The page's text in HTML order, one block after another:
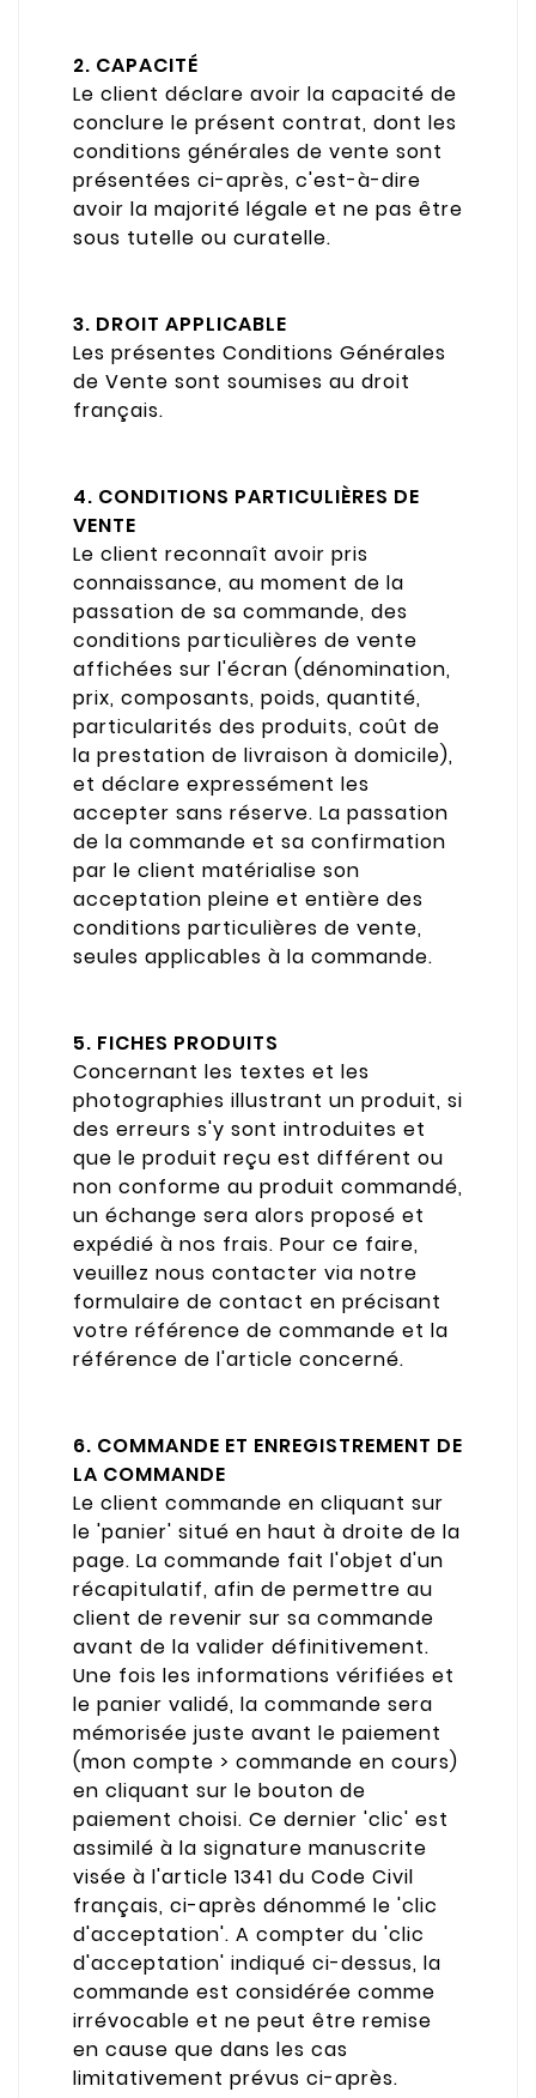
2. CAPACITÉ
Le client déclare avoir la capacité de
conclure le présent contrat, dont les
conditions générales de vente sont
présentées ci-après, c'est-à-dire
avoir la majorité légale et ne pas être
sous tutelle ou curatelle.
3. DROIT APPLICABLE
Les présentes Conditions Générales
de Vente sont soumises au droit
français.
4. CONDITIONS PARTICULIÈRES DE
VENTE
Le client reconnaît avoir pris
connaissance, au moment de la
passation de sa commande, des
conditions particulières de vente
affichées sur l'écran (dénomination,
prix, composants, poids, quantité,
particularités des produits, coût de
la prestation de livraison à domicile),
et déclare expressément les
accepter sans réserve. La passation
de la commande et sa confirmation
par le client matérialise son
acceptation pleine et entière des
conditions particulières de vente,
seules applicables à la commande.
5. FICHES PRODUITS
Concernant les textes et les
photographies illustrant un produit, si
des erreurs s'y sont introduites et
que le produit reçu est différent ou
non conforme au produit commandé,
un échange sera alors proposé et
expédié à nos frais. Pour ce faire,
veuillez nous contacter via notre
formulaire de contact en précisant
votre référence de commande et la
référence de l'article concerné.
6. COMMANDE ET ENREGISTREMENT DE
LA COMMANDE
Le client commande en cliquant sur
le 'panier' situé en haut à droite de la
page. La commande fait l'objet d'un
récapitulatif, afin de permettre au
client de revenir sur sa commande
avant de la valider définitivement.
Une fois les informations vérifiées et
le panier validé, la commande sera
mémorisée juste avant le paiement
(mon compte > commande en cours)
en cliquant sur le bouton de
paiement choisi. Ce dernier 'clic' est
assimilé à la signature manuscrite
visée à l'article 1341 du Code Civil
français, ci-après dénommé le 'clic
d'acceptation'. A compter du 'clic
d'acceptation' indiqué ci-dessus, la
commande est considérée comme
irrévocable et ne peut être remise
en cause que dans les cas
limitativement prévus ci-après.